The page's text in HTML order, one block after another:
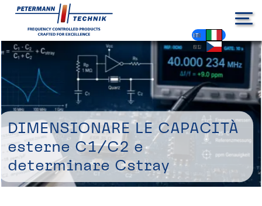
DE
EN
FR
ES
PL
IT
NL
HU
CS
Dimensionare le capacità
esterne C1/C2 e
determinare Cstray